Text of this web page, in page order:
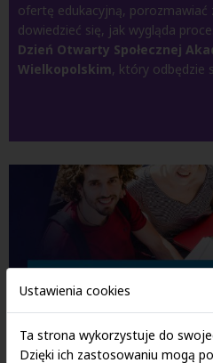
ofertę edukacyjną, porozmawiać
dowiedzieć się, jak wygląda
Dzień Otwarty Społecznej
Wielkopolskim, który odbędzie
Ustawienia cookies
Ta strona wykorzystuje do
Dzięki ich zastosowaniu mogą